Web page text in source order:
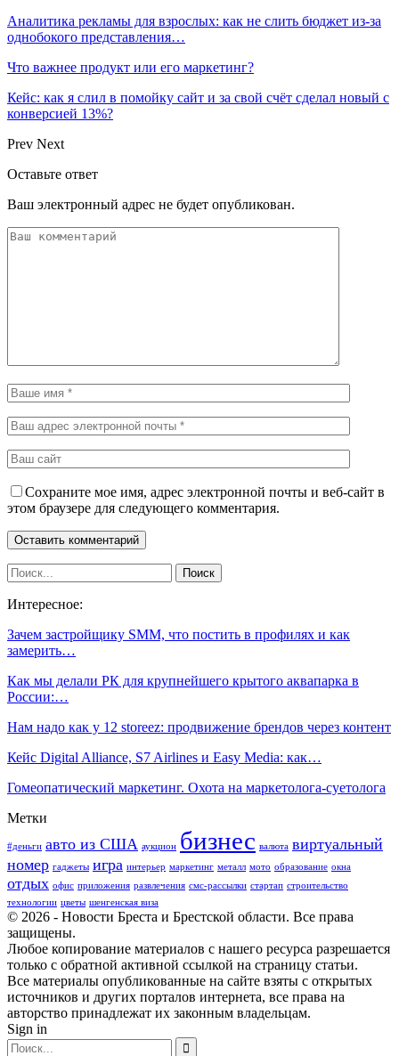
Аналитика рекламы для взрослых: как не слить бюджет из-за
однобокого представления…
Что важнее продукт или его маркетинг?
Кейс: как я слил в помойку сайт и за свой счёт сделал новый с
конверсией 13%?
Prev Next
Оставьте ответ
Ваш электронный адрес не будет опубликован.
Сохраните мое имя, адрес электронной почты и веб-сайт в
этом браузере для следующего комментария.
Интересное:
Зачем застройщику SMM, что постить в профилях и как
замерить…
Как мы делали РК для крупнейшего крытого аквапарка в
России:…
Нам надо как у 12 storeez: продвижение брендов через контент
Кейс Digital Alliance, S7 Airlines и Easy Media: как…
Гомеопатический маркетинг. Охота на маркетолога-суетолога
Метки
#деньги авто из США аукцион бизнес валюта виртуальный
номер гаджеты игра интерьер маркетинг металл мото образование окна
отдых офис приложения развлечения смс-рассылки стартап строительство
технологии цветы шенгенская виза
© 2026 - Новости Бреста и Брестской области. Все права
защищены.
Любое копирование материалов с нашего ресурса разрешается
только с обратной активной ссылкой на страницу статьи.
Все материалы опубликованные на сайте взяты с открытых
источников и других порталов интернета, все права на
авторство принадлежат их законным владельцам.
Sign in